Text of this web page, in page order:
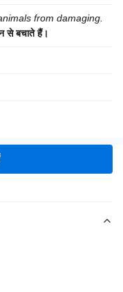
from damaging.
से बचाते हैं।